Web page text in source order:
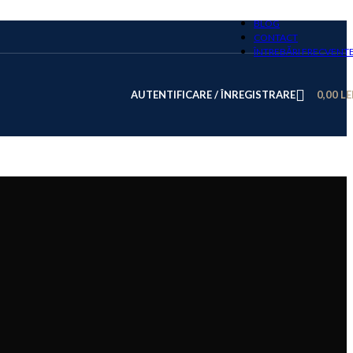
BLOG
CONTACT
ÎNTREBĂRI
AUTENTIFICARE / ÎNREGISTRARE 0,00